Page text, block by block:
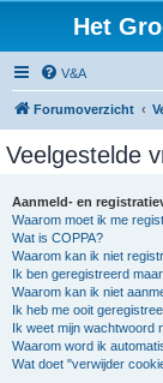
Het
V&A
Forumoverzicht
Veelgestelde
Aanmeld- en
Waarom moet ik me
Wat is COPPA?
Waarom kan ik niet
Ik ben geregistreerd
Waarom kan ik niet
Ik heb me ooit
Ik weet mijn wachtwoord
Waarom word ik
Wat doet "verwijder